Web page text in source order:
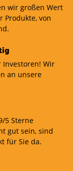
wir großen Wert
Produkte, von
Investoren! Wir
an unsere
5 Sterne
gut sein, sind
für Sie da.